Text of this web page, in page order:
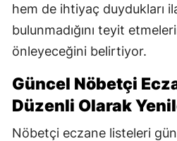
hem de ihtiyaç duydukları
bulunmadığını teyit
önleyeceğini belirtiyor.
Güncel Nöbetçi
Düzenli Olarak
Nöbetçi eczane listeleri